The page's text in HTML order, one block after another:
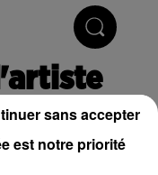
est notre priorité
sans accepter